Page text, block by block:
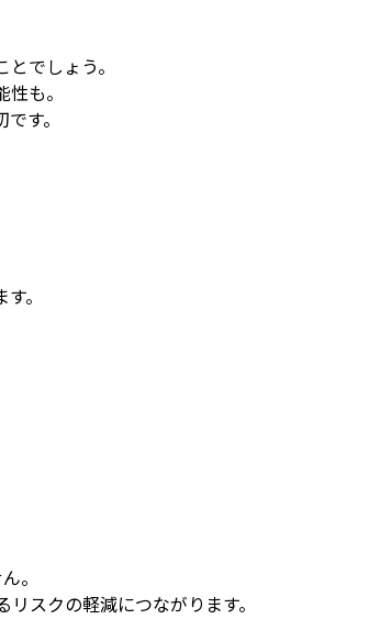
でしょう。
も。
す。
。
。
スクの軽減につながります。